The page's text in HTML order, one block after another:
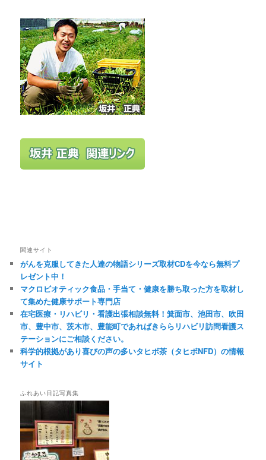
関連サイト
がんを克服してきた人達の物語シリーズ取材CDを今なら無料プ
レゼント中！
マクロビオティック食品・手当て・健康を勝ち取った方を取材し
て集めた健康サポート専門店
在宅医療・リハビリ・看護出張相談無料！箕面市、池田市、吹田
市、豊中市、茨木市、豊能町であればきららリハビリ訪問看護ス
テーションにご相談ください。
科学的根拠があり喜びの声の多いタヒボ茶（タヒボNFD）の情報
サイト
ふれあい日記写真集